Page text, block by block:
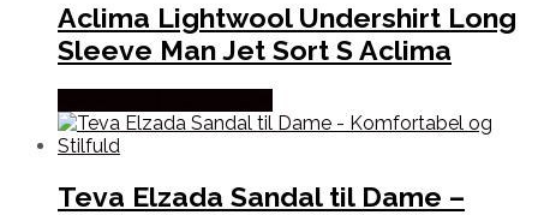
Aclima Lightwool Undershirt Long
Sleeve Man Jet Sort S Aclima
Teva Elzada Sandal til Dame –